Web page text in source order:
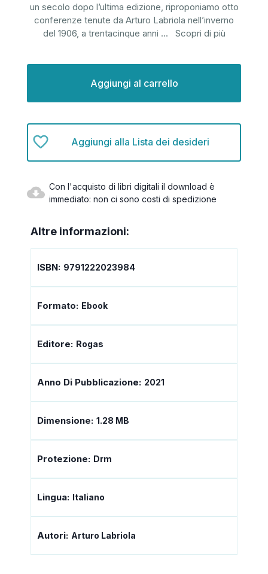
un secolo dopo l’ultima edizione, riproponiamo otto
conferenze tenute da Arturo Labriola nell’inverno
del 1906, a trentacinque anni ... Scopri di più
Aggiungi alla Lista dei desideri
Con l'acquisto di libri digitali il download è
immediato: non ci sono costi di spedizione
Altre informazioni:
ISBN: 9791222023984
Formato: Ebook
Editore: Rogas
Anno Di Pubblicazione: 2021
Dimensione: 1.28 MB
Protezione: Drm
Lingua: Italiano
Autori: Arturo Labriola